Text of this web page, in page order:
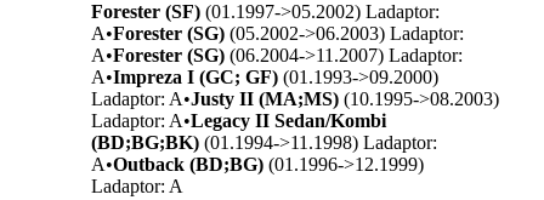
Forester (SF) (01.1997->05.2002) Ladaptor:
A•Forester (SG) (05.2002->06.2003) Ladaptor:
A•Forester (SG) (06.2004->11.2007) Ladaptor:
A•Impreza I (GC; GF) (01.1993->09.2000)
Ladaptor: A•Justy II (MA;MS) (10.1995->08.2003)
Ladaptor: A•Legacy II Sedan/Kombi
(BD;BG;BK) (01.1994->11.1998) Ladaptor:
A•Outback (BD;BG) (01.1996->12.1999)
Ladaptor: A